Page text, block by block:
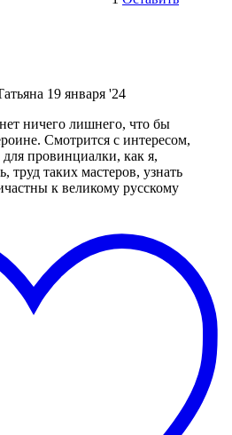
19 января '24
ничего лишнего, что бы
Смотрится с интересом,
для провинциалки, как я,
труд таких мастеров, узнать
к великому русскому